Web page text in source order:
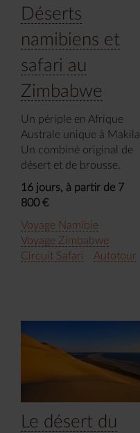
Déserts
namibiens et
safari au
Zimbabwe
Un périple en Afrique
Australe unique à Makila.
Un combiné original de
désert et de brousse.
16 jours, à partir de 7
800 €
Voyage Namibie
Voyage Zimbabwe
Circuit Safari
Autotour
Le désert du